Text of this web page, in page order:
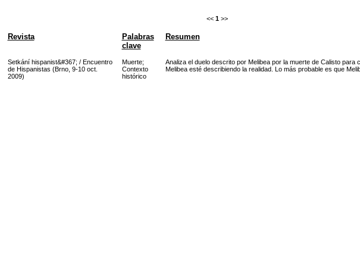
<< 1 >>
Revista
Palabras
clave
Resumen
Setkání hispanist&#367; / Encuentro
de Hispanistas (Brno, 9-10 oct.
2009)
Muerte;
Contexto
histórico
Analiza el duelo descrito por Melibea por la muerte de Calisto
Melibea esté describiendo la realidad. Lo más probable es que